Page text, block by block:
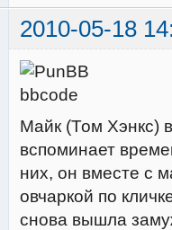
2010-05-18
Майк (Том Хэнкс)
вспоминает
них, он вместе с
овчаркой по
снова вышла